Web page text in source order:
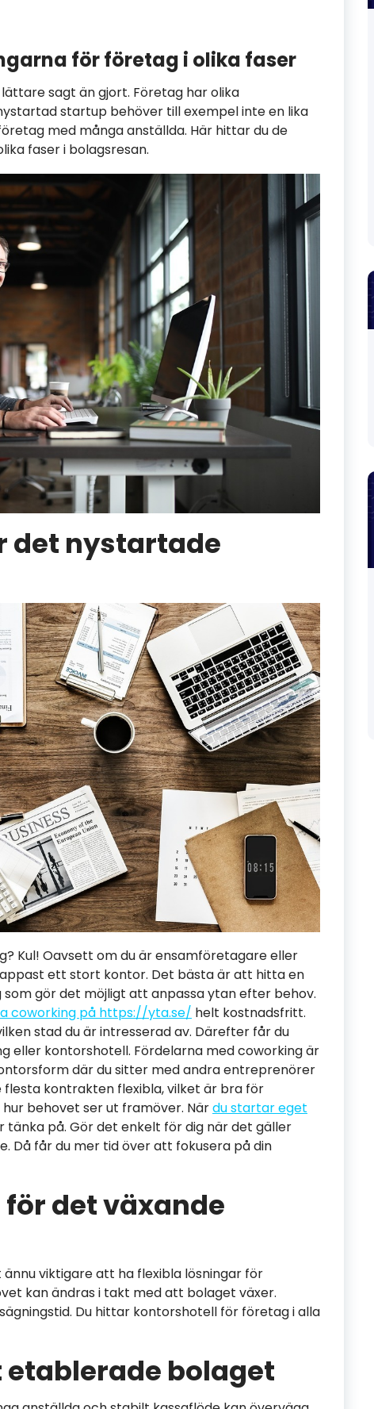
för företag i olika faser
sagt än gjort. Företag har olika
startup behöver till exempel inte en lika
med många anställda. Här hittar du de
faser i bolagsresan.
det nystartade
Kul! Oavsett om du är ensamföretagare eller
ett stort kontor. Det bästa är att hitta en
som gör det möjligt att anpassa ytan efter behov.
coworking på https://yta.se/ helt kostnadsfritt.
stad du är intresserad av. Därefter får du
eller kontorshotell. Fördelarna med coworking är
där du sitter med andra entreprenörer
flesta kontrakten flexibla, vilket är bra för
behovet ser ut framöver. Närdu startar eget
på. Gör det enkelt för dig när det gäller
Då får du mer tid över att fokusera på din
det växande
viktigare att ha flexibla lösningar för
kan ändras i takt med att bolaget växer.
Du hittar kontorshotell för företag i alla
etablerade bolaget